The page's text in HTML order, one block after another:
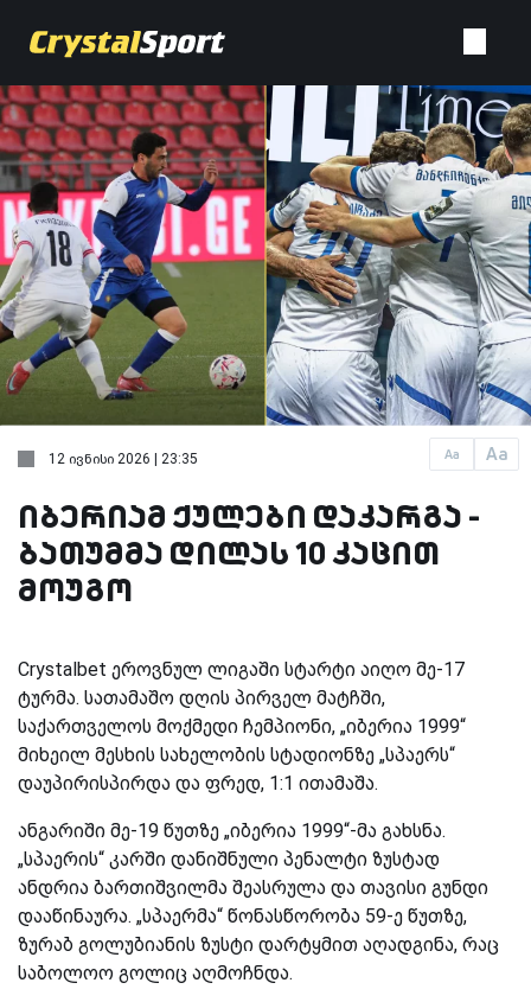
Aa Aa
12 ივნისი 2026 | 23:35
იბერიამ ქულები დაკარგა -
ბათუმმა დილას 10 კაცით
მოუგო
Crystalbet ეროვნულ ლიგაში სტარტი აიღო მე-17
ტურმა. სათამაშო დღის პირველ მატჩში,
საქართველოს მოქმედი ჩემპიონი, „იბერია 1999“
მიხეილ მესხის სახელობის სტადიონზე „სპაერს“
დაუპირისპირდა და ფრედ, 1:1 ითამაშა.
ანგარიში მე-19 წუთზე „იბერია 1999“-მა გახსნა.
„სპაერის“ კარში დანიშნული პენალტი ზუსტად
ანდრია ბართიშვილმა შეასრულა და თავისი გუნდი
დააწინაურა. „სპაერმა“ წონასწორობა 59-ე წუთზე,
ზურაბ გოლუბიანის ზუსტი დარტყმით აღადგინა, რაც
საბოლოო გოლიც აღმოჩნდა.